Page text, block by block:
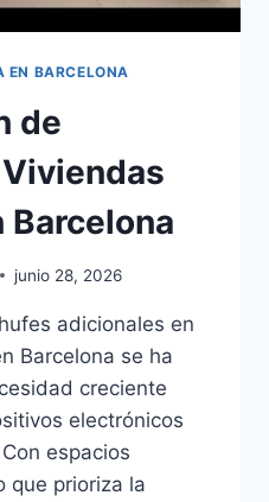
EN BARCELONA
de
Barcelona
junio 28, 2026
adicionales en
Barcelona se ha
creciente
electrónicos
espacios
que prioriza la